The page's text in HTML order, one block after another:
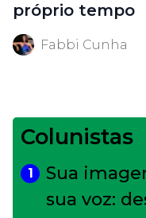
próprio tempo
Fabbi Cunha
Colunistas
1
Sua
sua voz: